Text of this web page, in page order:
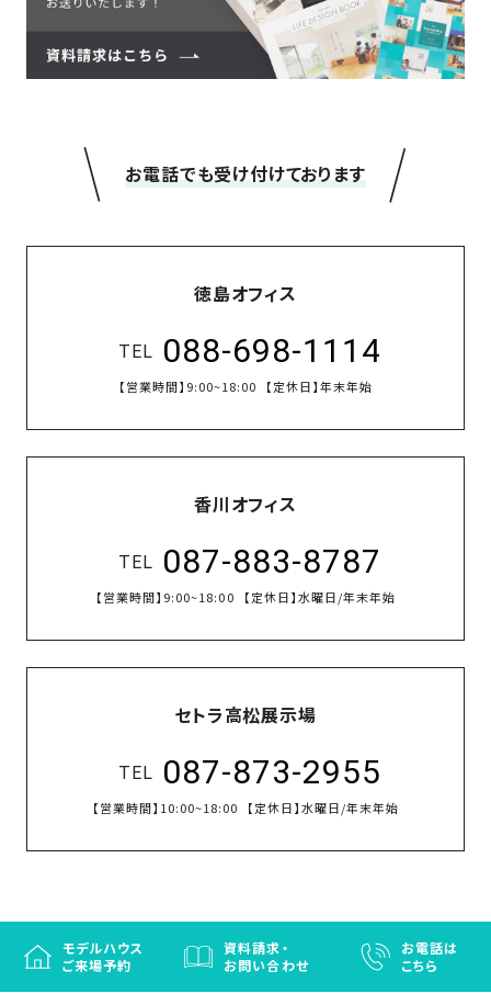
モデルハウス
ご来場予約
資料請求・
お問い合わせ
お電話は
こちら
＼お電話でも受け付けております／
徳島オフィス
TEL 088-698-1114
【営業時間】 9:00~18:00 【定休日】年末年始
香川オフィス
TEL 087-883-8787
【営業時間】 9:00~18:00 【定休日】水曜日/年末年始
セトラ高松展示場
TEL 087-873-2955
【営業時間】 10:00~18:00 【定休日】水曜日/年末年始